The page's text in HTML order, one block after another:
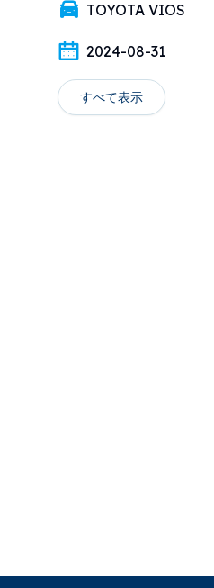
TOYOTA VIOS
2024-08-31
すべて表示